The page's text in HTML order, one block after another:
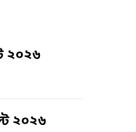
২০২৬
২০২৬